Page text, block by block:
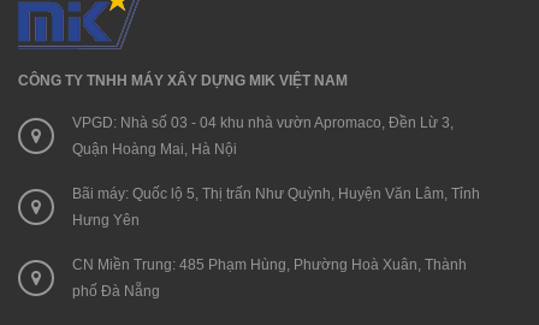
CÔNG TY TNHH MÁY XÂY DỰNG MIK VIỆT NAM
VPGD: Nhà số 03 - 04 khu nhà vườn Apromaco, Đền Lừ 3,
Quận Hoàng Mai, Hà Nội
Bãi máy: Quốc lộ 5, Thị trấn Như Quỳnh, Huyện Văn Lâm, Tỉnh
Hưng Yên
CN Miền Trung: 485 Phạm Hùng, Phường Hoà Xuân, Thành
phố Đà Nẵng